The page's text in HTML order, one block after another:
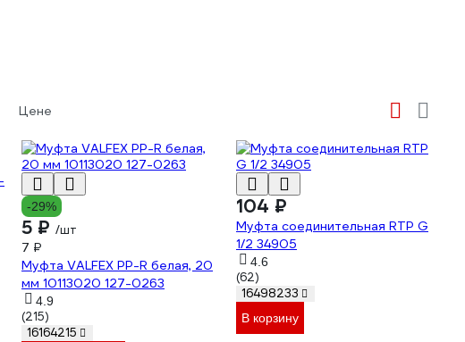
Цене
-29%
5 ₽ /шт
7 ₽
Муфта VALFEX PP-R белая, 20
мм 10113020 127-0263
4.9
(215)
16164215
104 ₽
Муфта соединительная RTP G
1/2 34905
4.6
(62)
16498233
В корзину